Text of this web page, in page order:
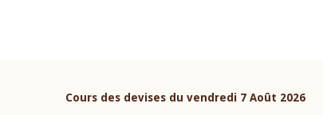
Cours des devises du vendredi 7 Août 2026